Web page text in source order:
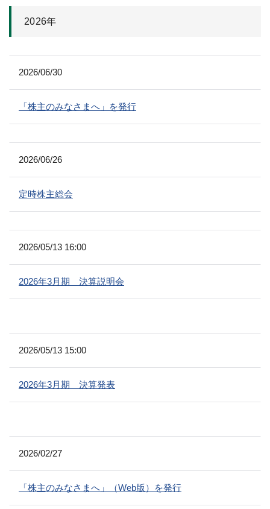
2026年
2026/06/30
「株主のみなさまへ」を発行
2026/06/26
定時株主総会
2026/05/13 16:00
2026年3月期 決算説明会
2026/05/13 15:00
2026年3月期 決算発表
2026/02/27
「株主のみなさまへ」（Web版）を発行